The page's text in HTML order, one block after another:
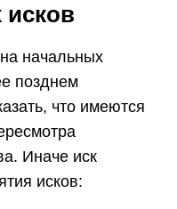
исков
начальных
позднем
что имеются
Иначе иск
исков: